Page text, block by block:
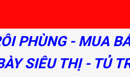
PHÙNG - MUA
SIÊU THỊ - TỦ